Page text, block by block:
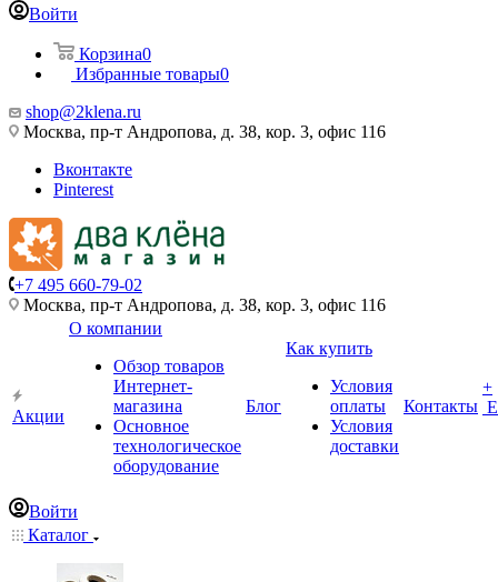
Войти
Корзина0
Избранные товары0
shop@2klena.ru
Москва, пр-т Андропова, д. 38, кор. 3, офис 116
Вконтакте
Pinterest
+7 495 660-79-02
Москва, пр-т Андропова, д. 38, кор. 3, офис 116
Акции
О компании
Обзор товаров
Интернет-
магазина
Основное
технологическое
оборудование
Блог
Как купить
Условия
оплаты
Условия
доставки
Контакты
+
Войти
Каталог